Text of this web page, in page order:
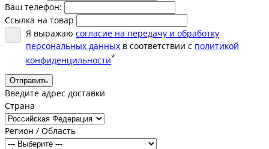
Ваш телефон:
Ссылка на товар
Я выражаю согласие на передачу и обработку
персональных данных в соответствии с политикой
конфиденцильности*
Отправить
Введите адрес доставки
Страна
Регион / Область